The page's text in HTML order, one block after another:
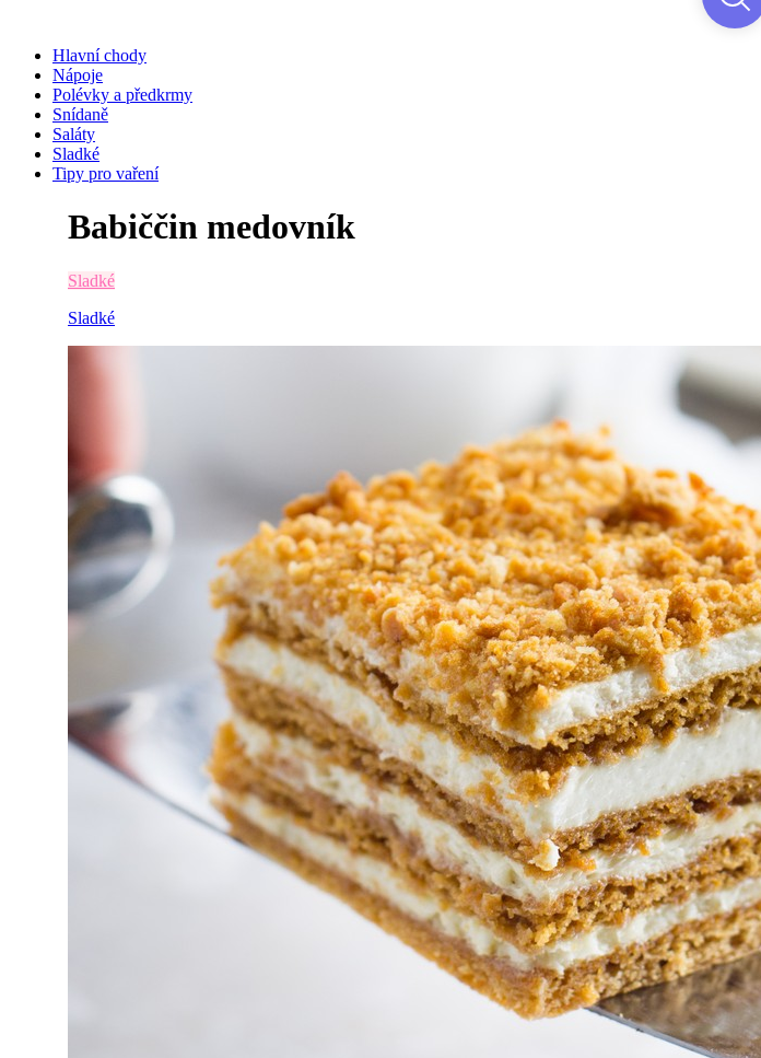
Hlavní chody
Nápoje
Polévky a předkrmy
Snídaně
Saláty
Sladké
Tipy pro vaření
Babiččin medovník
Sladké
Sladké